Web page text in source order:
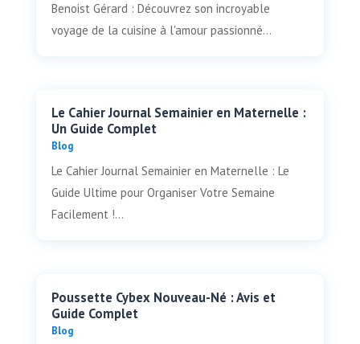
Benoist Gérard : Découvrez son incroyable
voyage de la cuisine à l'amour passionné...
Le Cahier Journal Semainier en Maternelle :
Un Guide Complet
Blog
Le Cahier Journal Semainier en Maternelle : Le
Guide Ultime pour Organiser Votre Semaine
Facilement !...
Poussette Cybex Nouveau-Né : Avis et
Guide Complet
Blog